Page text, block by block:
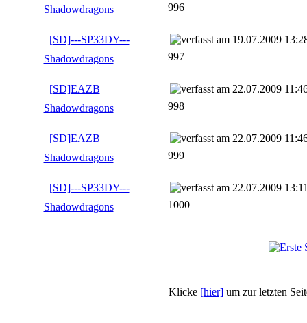
Shadowdragons
996
[SD]---SP33DY---
19.07.2009
Shadowdragons
997
[SD]EAZB
22.07.2009
Shadowdragons
998
[SD]EAZB
22.07.2009
Shadowdragons
999
[SD]---SP33DY---
22.07.2009
Shadowdragons
1000
Klicke [hier] um zur letzten